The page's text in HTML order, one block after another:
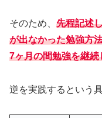
そのため、 先程記述
が出なかった勉強方
7ヶ月の間勉強を継
逆を実践するという